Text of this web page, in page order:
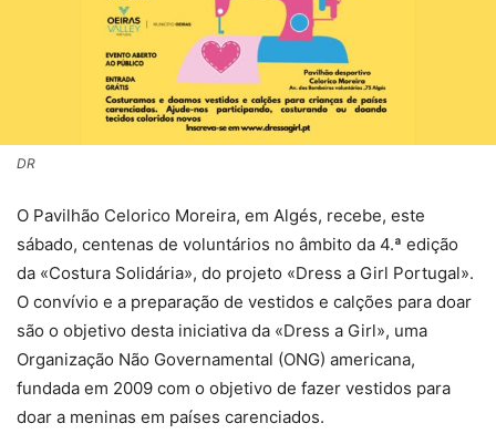
DR
O Pavilhão Celorico Moreira, em Algés, recebe, este
sábado, centenas de voluntários no âmbito da 4.ª edição
da «Costura Solidária», do projeto «Dress a Girl Portugal».
O convívio e a preparação de vestidos e calções para doar
são o objetivo desta iniciativa da «Dress a Girl», uma
Organização Não Governamental (ONG) americana,
fundada em 2009 com o objetivo de fazer vestidos para
doar a meninas em países carenciados.